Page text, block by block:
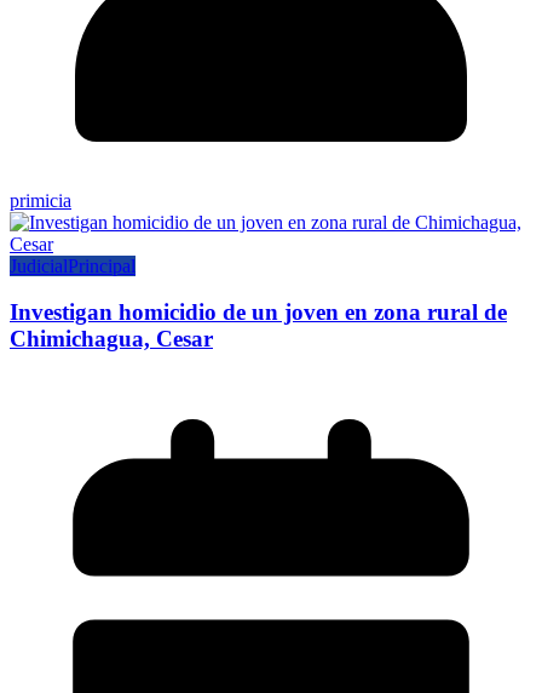
primicia
JudicialPrincipal
Investigan homicidio de un joven en zona rural de
Chimichagua, Cesar